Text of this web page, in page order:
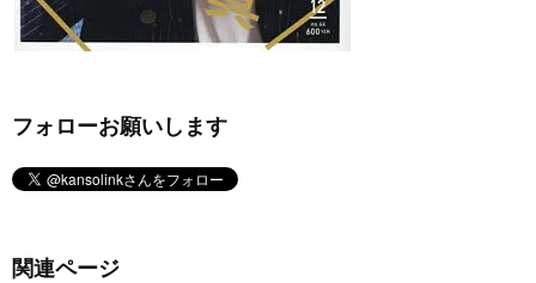
フォローお願いします
関連ページ